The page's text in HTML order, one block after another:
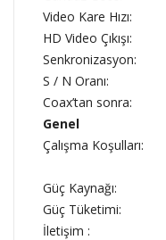
Video Kare Hızı:
HD Video Çıkışı:
Senkronizasyon:
S / N Oranı:
Coax’tan sonra:
Genel
Çalışma Koşulları:
Güç Kaynağı:
Güç Tüketimi:
İletişim :